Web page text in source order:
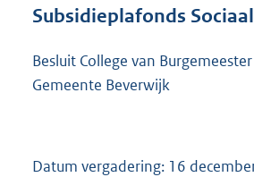
r
t
2
Subsidieplafonds
Besluit College van
Gemeente Beverwijk
Datum vergadering: 16